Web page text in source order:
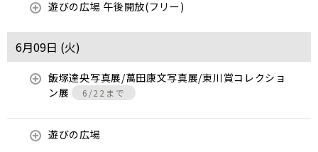
遊びの広場 午後開放(フリー)
6月09日 (火)
飯塚達央写真展/萬田康文写真展/東川賞コレクショ
ン展
6/22まで
遊びの広場